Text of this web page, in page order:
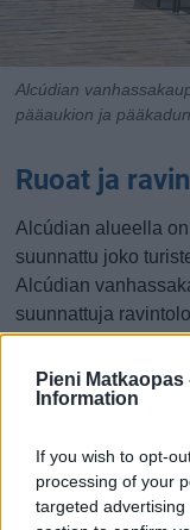
Pieni Matkaopas
Information
If you wish to opt-
processing of your
targeted
Alcúdian
pääaukion ja
Ruoat ja
Alcúdian alueella
suunnattu joko
Alcúdian
suunnattuja
Platja de Alcúdian
pääaukion ja
Port d'Alcúdiassa
dels Pins ja Carrer
ravintolakatuja,